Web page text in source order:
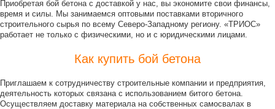
Приобретая бой бетона с доставкой у нас, вы экономите свои финансы,
время и силы. Мы занимаемся оптовыми поставками вторичного
строительного сырья по всему Северо-Западному региону. «ТРИОС»
работает не только с физическими, но и с юридическими лицами.
Как купить бой бетона
Приглашаем к сотрудничеству строительные компании и предприятия,
деятельность которых связана с использованием битого бетона.
Осуществляем доставку материала на собственных самосвалах в